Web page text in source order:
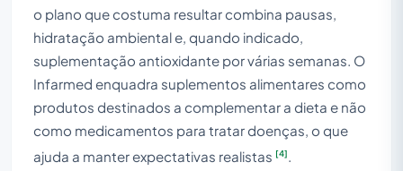
o plano que costuma resultar combina pausas,
hidratação ambiental e, quando indicado,
suplementação antioxidante por várias semanas. O
Infarmed enquadra suplementos alimentares como
produtos destinados a complementar a dieta e não
como medicamentos para tratar doenças, o que
ajuda a manter expectativas realistas [4]